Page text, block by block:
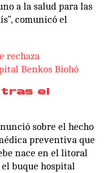
a la salud para las
comunicó el
rechaza
Benkos Biohó
tras el
sobre el hecho
preventiva que
nace en el litoral
buque hospital